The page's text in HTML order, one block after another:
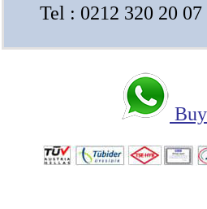
Tel : 0212 320 20